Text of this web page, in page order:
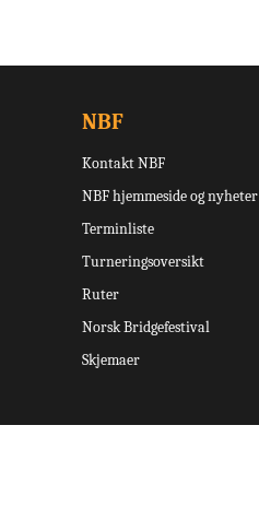
NBF
Kontakt NBF
NBF hjemmeside og nyheter
Terminliste
Turneringsoversikt
Ruter
Norsk Bridgefestival
Skjemaer